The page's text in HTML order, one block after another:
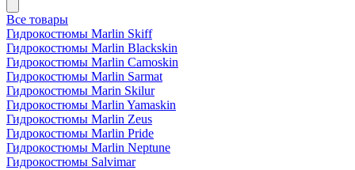
Все товары
Гидрокостюмы Marlin Skiff
Гидрокостюмы Marlin Blackskin
Гидрокостюмы Marlin Camoskin
Гидрокостюмы Marlin Sarmat
Гидрокостюмы Marin Skilur
Гидрокостюмы Marlin Yamaskin
Гидрокостюмы Marlin Zeus
Гидрокостюмы Marlin Pride
Гидрокостюмы Marlin Neptune
Гидрокостюмы Salvimar